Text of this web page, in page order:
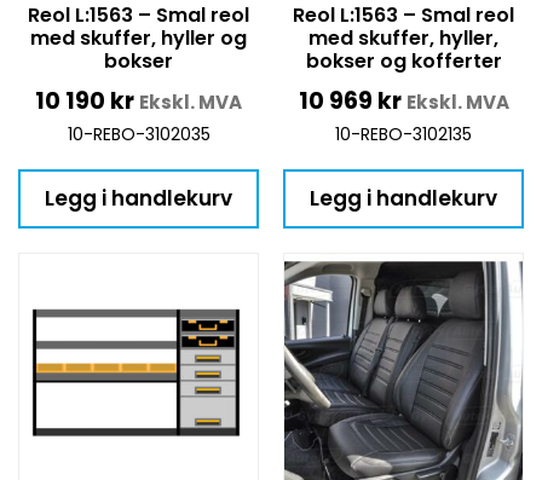
Reol L:1563 – Smal reol
med skuffer, hyller og
bokser
10 190 kr Ekskl. MVA
10-REBO-3102035
Legg i handlekurv
Reol L:1563 – Smal reol
med skuffer, hyller,
bokser og kofferter
10 969 kr Ekskl. MVA
10-REBO-3102135
Legg i handlekurv